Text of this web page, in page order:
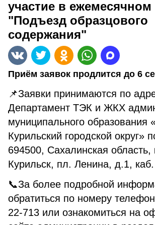
участие в ежемесячном
"Подъезд образцового
содержания"
Приём заявок продлится до 6
📌Заявки принимаются по
Департамент ТЭК и ЖКХ
муниципального образования
Курильский городской округ»
694500, Сахалинская
Курильск, пл. Ленина, д.1,
📞За более подробной
обратиться по номеру
22-713 или ознакомиться на